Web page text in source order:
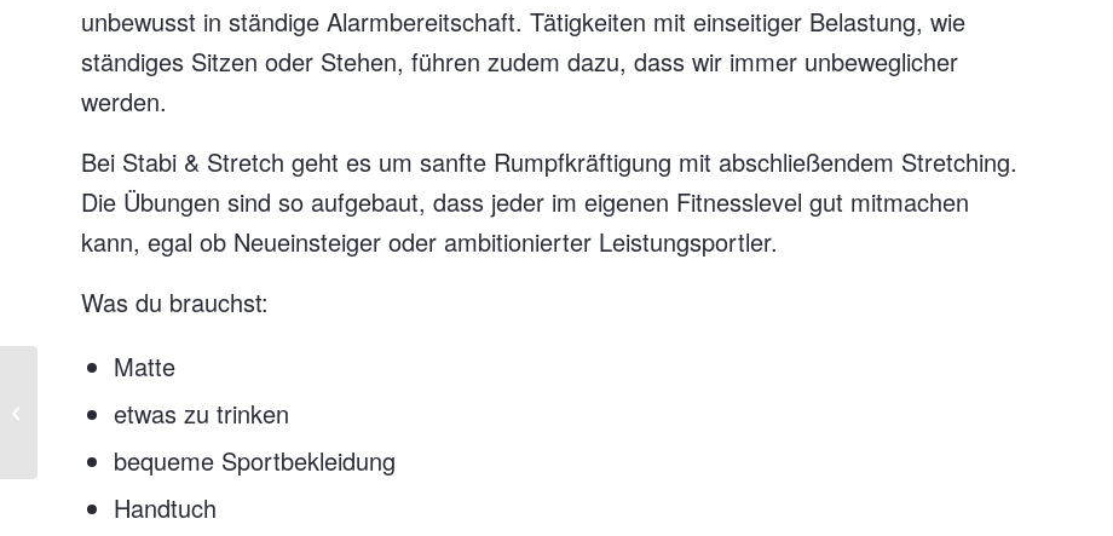
unbewusst in ständige Alarmbereitschaft. Tätigkeiten mit einseitiger Belastung, wie
ständiges Sitzen oder Stehen, führen zudem dazu, dass wir immer unbeweglicher
werden.
Bei Stabi & Stretch geht es um sanfte Rumpfkräftigung mit abschließendem Stretching.
Die Übungen sind so aufgebaut, dass jeder im eigenen Fitnesslevel gut mitmachen
kann, egal ob Neueinsteiger oder ambitionierter Leistungsportler.
Was du brauchst:
Matte
etwas zu trinken
bequeme Sportbekleidung
Handtuch
HIIT-WOD